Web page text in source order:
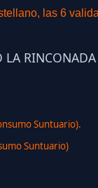
las 6
Suntuario).
Suntuario)